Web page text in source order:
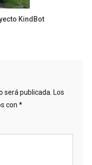
KindBot
será publicada. Los
con *